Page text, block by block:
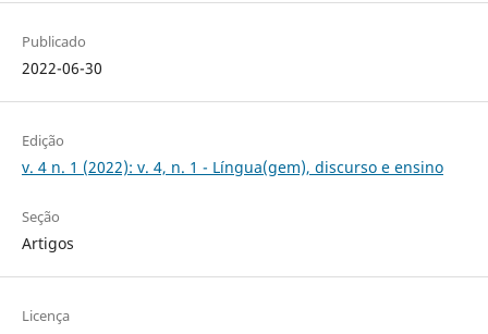
Publicado
2022-06-30
Edição
v. 4 n. 1 (2022): v. 4, n. 1 - Língua(gem), discurso e ensino
Seção
Artigos
Licença